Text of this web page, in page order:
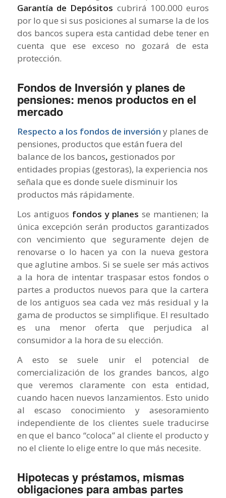
Garantía de Depósitos cubrirá 100.000 euros
por lo que si sus posiciones al sumarse la de los
dos bancos supera esta cantidad debe tener en
cuenta que ese exceso no gozará de esta
protección.
Fondos de Inversión y planes de
pensiones: menos productos en el
mercado
Respecto a los fondos de inversión y planes de
pensiones, productos que están fuera del
balance de los bancos, gestionados por
entidades propias (gestoras), la experiencia nos
señala que es donde suele disminuir los
productos más rápidamente.
Los antiguos fondos y planes se mantienen; la
única excepción serán productos garantizados
con vencimiento que seguramente dejen de
renovarse o lo hacen ya con la nueva gestora
que aglutine ambos. Si se suele ser más activos
a la hora de intentar traspasar estos fondos o
partes a productos nuevos para que la cartera
de los antiguos sea cada vez más residual y la
gama de productos se simplifique. El resultado
es una menor oferta que perjudica al
consumidor a la hora de su elección.
A esto se suele unir el potencial de
comercialización de los grandes bancos, algo
que veremos claramente con esta entidad,
cuando hacen nuevos lanzamientos. Esto unido
al escaso conocimiento y asesoramiento
independiente de los clientes suele traducirse
en que el banco “coloca” al cliente el producto y
no el cliente lo elige entre lo que más necesite.
Hipotecas y préstamos, mismas
obligaciones para ambas partes